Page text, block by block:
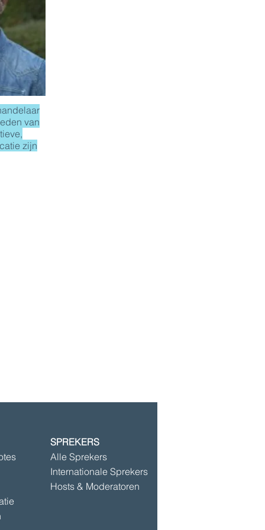
van
zijn
©2025 door Speakersbase
SPREKERS
Alle Sprekers
Internationale Sprekers
Hosts & Moderatoren